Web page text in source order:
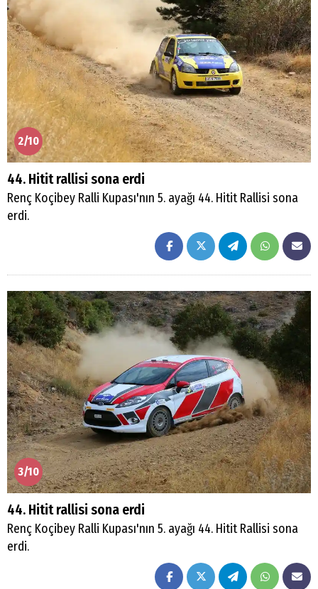
2/10
44. Hitit rallisi sona erdi
Renç Koçibey Ralli Kupası'nın 5. ayağı 44. Hitit Rallisi sona
erdi.
3/10
44. Hitit rallisi sona erdi
Renç Koçibey Ralli Kupası'nın 5. ayağı 44. Hitit Rallisi sona
erdi.